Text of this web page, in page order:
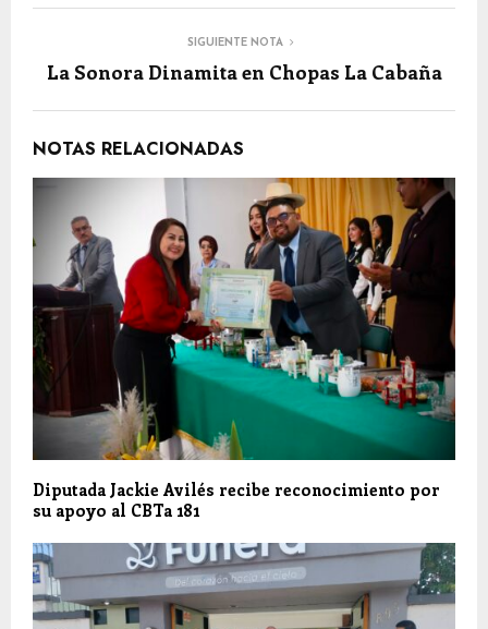
SIGUIENTE NOTA
La Sonora Dinamita en Chopas La Cabaña
NOTAS RELACIONADAS
Diputada Jackie Avilés recibe reconocimiento por
su apoyo al CBTa 181